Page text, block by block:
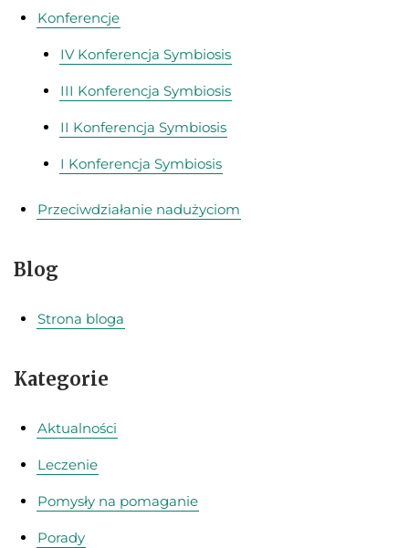
Konferencje
IV Konferencja Symbiosis
III Konferencja Symbiosis
II Konferencja Symbiosis
I Konferencja Symbiosis
Przeciwdziałanie nadużyciom
Blog
Strona bloga
Kategorie
Aktualności
Leczenie
Pomysły na pomaganie
Porady